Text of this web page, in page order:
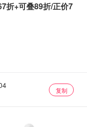
折+可叠89折/正价7
复制